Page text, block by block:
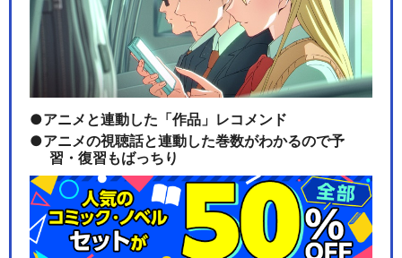
アニメと連動した「作品」レコメンド
アニメの視聴話と連動した巻数がわかるので予
習・復習もばっちり